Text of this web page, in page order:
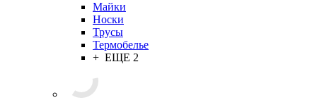
Майки
Носки
Трусы
Термобелье
+ ЕЩЕ 2